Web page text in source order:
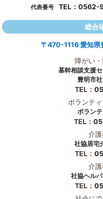
代表番号 TEL： 0562-
総合
〒470-1116 愛知
障がい
基幹相談支援
豊明市
TEL：
ボランテ
ボラン
TEL：
介
社協居宅
TEL：
介
社協ヘル
TEL：